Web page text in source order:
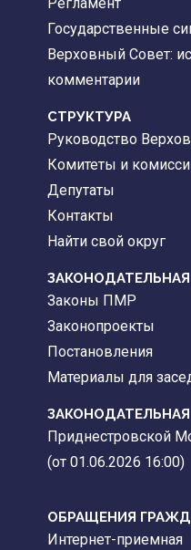
Государственные
Верховный Совет:
комментарии
CТРУКТУРА
Руководство
Комитеты и
Депутаты
Контакты
Найти свой округ
Законы ПМР
Законопроекты
Постановления
Материалы для
ЗАКОНОДАТЕЛЬНАЯ
Приднестровской
(от 01.06.2026 16:00)
ОБРАЩЕНИЯ
Интернет-приемная